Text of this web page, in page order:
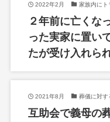
2022年2月 家族内にト
２年前に亡くな
った実家に置い
たが受け入れら
2021年8月 葬儀に対す
互助会で義母の